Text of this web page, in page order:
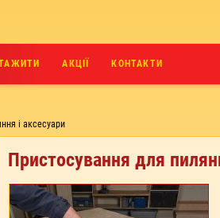
АКЦІЇ КОНТАКТИ
і аксесуари
Пристосування для